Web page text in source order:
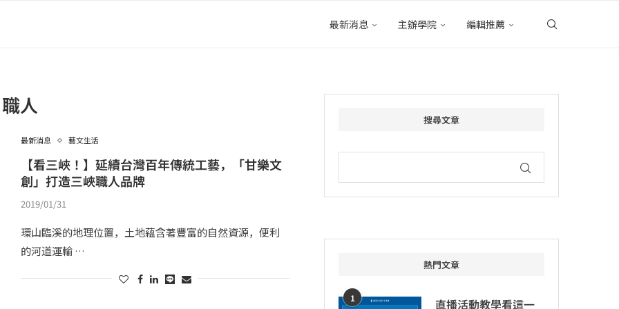
最新消息 主辦學院 編輯推薦
職人
最新消息 藝文生活
【看三峽！】延續台灣百年傳統工藝，「甘樂文
創」打造三峽職人品牌
2019/01/31
環山臨溪的地理位置，土地蘊含著豐富的自然資源，便利
的河道運輸 …
搜尋文章
熱門文章
1
直播活動教學看這一